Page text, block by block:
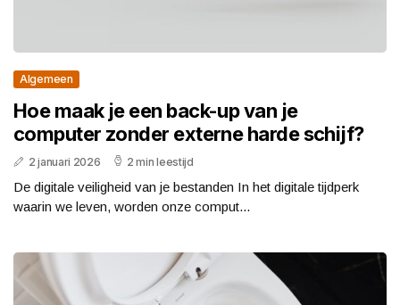
Algemeen
Hoe maak je een back-up van je
computer zonder externe harde schijf?
2 januari 2026 2 min leestijd
De digitale veiligheid van je bestanden In het digitale tijdperk
waarin we leven, worden onze comput...